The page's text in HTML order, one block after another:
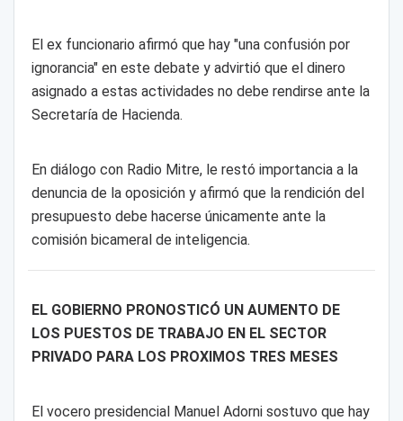
El ex funcionario afirmó que hay "una confusión por
ignorancia" en este debate y advirtió que el dinero
asignado a estas actividades no debe rendirse ante la
Secretaría de Hacienda.
En diálogo con Radio Mitre, le restó importancia a la
denuncia de la oposición y afirmó que la rendición del
presupuesto debe hacerse únicamente ante la
comisión bicameral de inteligencia.
EL GOBIERNO PRONOSTICÓ UN AUMENTO DE
LOS PUESTOS DE TRABAJO EN EL SECTOR
PRIVADO PARA LOS PROXIMOS TRES MESES
El vocero presidencial Manuel Adorni sostuvo que hay